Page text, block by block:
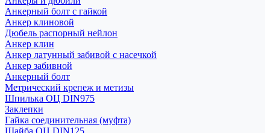
Анкерный болт с гайкой
Анкер клиновой
Дюбель распорный нейлон
Анкер клин
Анкер латунный забивой с насечкой
Анкер забивной
Анкерный болт
Метрический крепеж и метизы
Шпилька ОЦ DIN975
Заклепки
Гайка соединительная (муфта)
Шайба ОЦ DIN125